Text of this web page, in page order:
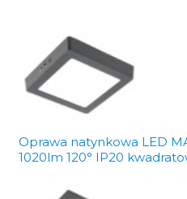
Oprawa natynkowa LED
1020lm 120° IP20